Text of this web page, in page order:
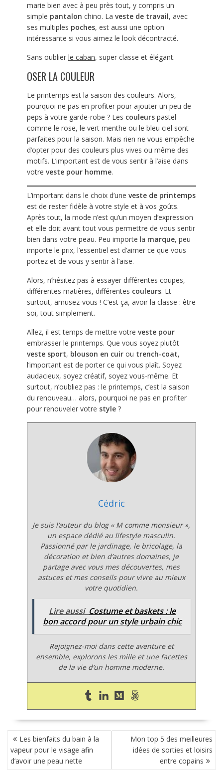
marie bien avec à peu près tout, y compris un
simple pantalon chino. La veste de travail, avec
ses multiples poches, est aussi une option
intéressante si vous aimez le look décontracté.
Sans oublier le caban, super classe et élégant.
OSER LA COULEUR
Le printemps est la saison des couleurs. Alors,
pourquoi ne pas en profiter pour ajouter un peu de
peps à votre garde-robe ? Les couleurspastel
comme le rose, le vert menthe ou le bleu ciel sont
parfaites pour la saison. Mais rien ne vous empêche
d’opter pour des couleurs plus vives ou même des
motifs. L’important est de vous sentir à l’aise dans
votre veste pour homme.
L’important dans le choix d’une veste de printemps
est de rester fidèle à votre style et à vos goûts.
Après tout, la mode n’est qu’un moyen d’expression
et elle doit avant tout vous permettre de vous sentir
bien dans votre peau. Peu importe la marque, peu
importe le prix, l’essentiel est d’aimer ce que vous
portez et de vous y sentir à l’aise.
Alors, n’hésitez pas à essayer différentes coupes,
différentes matières, différentes couleurs. Et
surtout, amusez-vous ! C’est ça, avoir la classe : être
soi, tout simplement.
Allez, il est temps de mettre votre veste pour
embrasser le printemps. Que vous soyez plutôt
veste sport, blouson en cuirou trench-coat,
l’important est de porter ce qui vous plaît. Soyez
audacieux, soyez créatif, soyez vous-même. Et
surtout, n’oubliez pas : le printemps, c’est la saison
du renouveau… alors, pourquoi ne pas en profiter
pour renouveler votre style?
Cédric
Je suis l’auteur du blog « M comme monsieur »,
un espace dédié au lifestyle masculin.
Passionné par le jardinage, le bricolage, la
décoration et bien d’autres domaines, je
partage avec vous mes découvertes, mes
astuces et mes conseils pour vivre au mieux
votre quotidien.
Lire aussi Costume et baskets : le
bon accord pour un style urbain chic
Rejoignez-moi dans cette aventure et
ensemble, explorons les mille et une facettes
de la vie d’un homme moderne.
NAVIGATION
DE
L’ARTICLE
Les bienfaits du bain à la
vapeur pour le visage afin
d’avoir une peau nette
Mon top 5 des meilleures
idées de sorties et loisirs
entre copains